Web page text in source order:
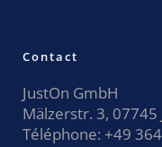
Contact
JustOn GmbH
Mälzerstr. 3, 07745
Téléphone: +49